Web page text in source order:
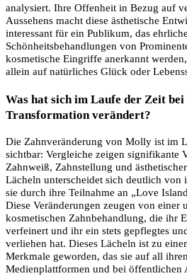
analysiert. Ihre Offenheit in Bezug auf
Aussehens macht diese ästhetische
interessant für ein Publikum, das
Schönheitsbehandlungen von
kosmetische Eingriffe anerkannt
allein auf natürliches Glück oder
Was hat sich im Laufe der Zeit
Transformation verändert?
Die Zahnveränderung von Molly ist im
sichtbar: Vergleiche zeigen signifikante
Zahnweiß, Zahnstellung und
Lächeln unterscheidet sich deutlich von
sie durch ihre Teilnahme an „Love
Diese Veränderungen zeugen von einer
kosmetischen Zahnbehandlung, die ihr
verfeinert und ihr ein stets gepflegtes
verliehen hat. Dieses Lächeln ist zu
Merkmale geworden, das sie auf all
Medienplattformen und bei öffentlichen